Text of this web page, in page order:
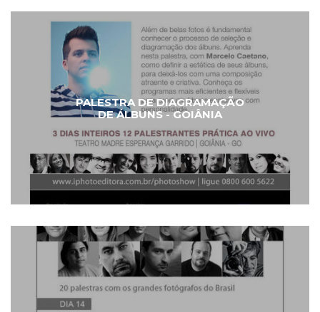
PALESTRA DE DIAGRAMAÇÃO
DE ÁLBUNS - GOIÂNIA